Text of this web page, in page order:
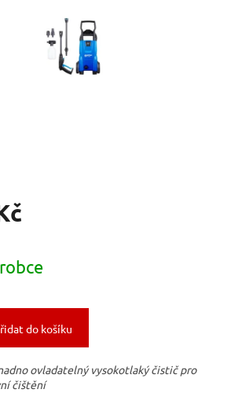
do košíku
ovladatelný vysokotlaký čistič pro
čištění